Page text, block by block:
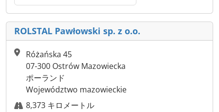
ROLSTAL Pawłowski sp. z o.o.
Różańska 45
07-300 Ostrów Mazowiecka
ポーランド
Województwo mazowieckie
8,373 キロメートル